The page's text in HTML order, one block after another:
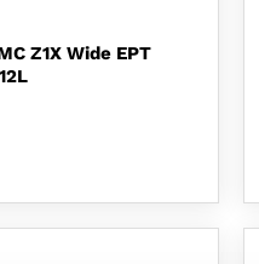
Z1X Wide EPT